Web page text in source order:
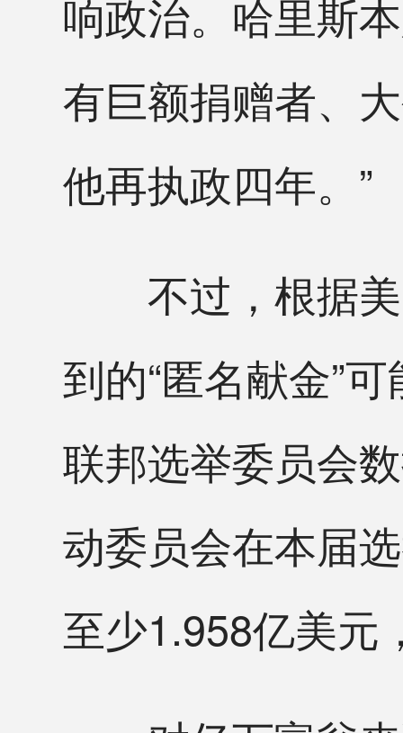
响政治。哈里斯
有巨额捐赠者、
他再执政四年。”
不过，根据美
到的“匿名献金”
联邦选举委员会
动委员会在本届
至少1.958亿美元